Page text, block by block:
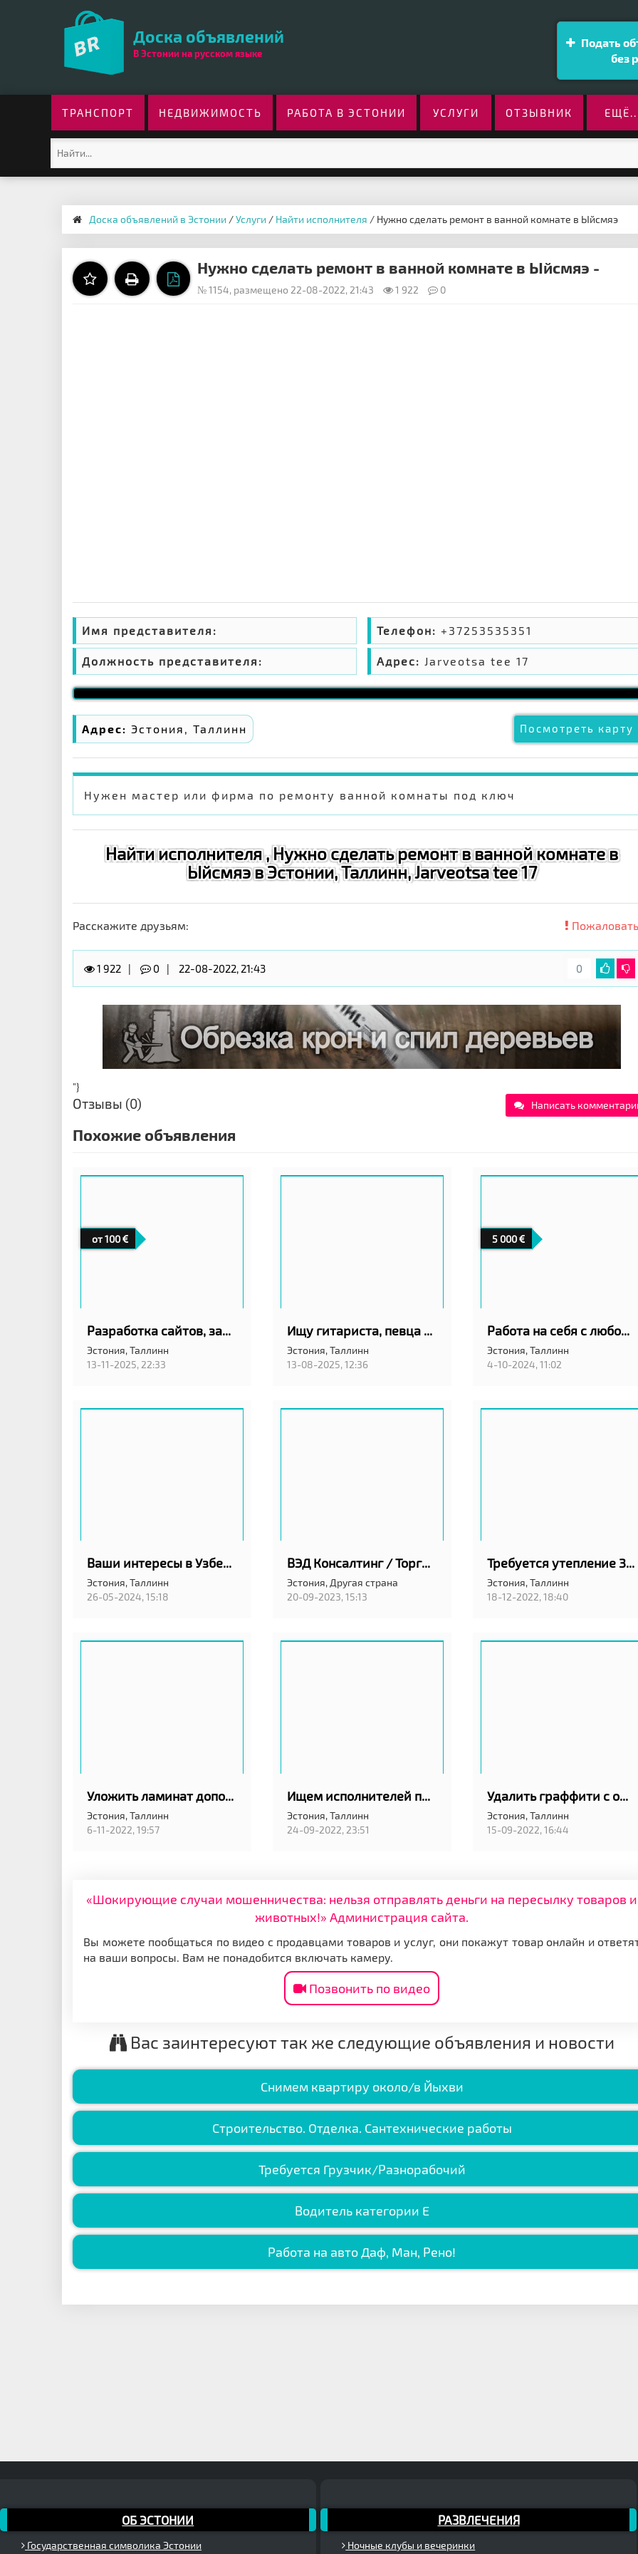
Доска объявлений
В Эстонии на русском языке
Подать
без
ТРАНСПОРТ НЕДВИЖИМОСТЬ РАБОТА В ЭСТОНИИ УСЛУГИ ОТЗЫВНИК
Доска объявлений в Эстонии /Услуги / Найти исполнителя / Нужно сделать ремонт в ванной комнате в Ыйсмяэ
Нужно сделать ремонт в ванной комнате в Ыйсмяэ -
№ 1154, размещено 22-08-2022, 21:43 1 922 0
Имя представителя:
Должность представителя:
Телефон: +37253535351
Адрес: Jarveotsa tee 17
Адрес: Эстония, Таллинн Посмотреть карту
Нужен мастер или фирма по ремонту ванной комнаты под ключ
Найти исполнителя , Нужно сделать ремонт в ванной комнате в
Ыйсмяэ в Эстонии, Таллинн, Jarveotsa tee 17
Расскажите друзьям:
1 922 0 22-08-2022, 21:43 0
"}
Отзывы (0) Написать
Похожие объявления
от 100
Разработка сайтов, запуск рекламных кампаний
Эстония,Таллинн
13-11-2025, 22:33
Ищу гитариста, певца или ударника.
Эстония,Таллинн
13-08-2025, 12:36
5 000
Работа на себя с любой точки мира.
Эстония,Таллинн
4-10-2024, 11:02
Ваши интересы в Узбекистане
Эстония,Таллинн
26-05-2024, 15:18
ВЭД Консалтинг / Торговый Представитель в Индии
Эстония, Другая страна
20-09-2023, 15:13
Требуется утепление 3 окон снаружи
Эстония,Таллинн
18-12-2022, 18:40
Уложить ламинат дополнительно
Эстония,Таллинн
6-11-2022, 19:57
Ищем исполнителей по ремонту квартир в городе Таллинне
Эстония,Таллинн
24-09-2022, 23:51
Удалить граффити с оштукатуренной наружной стены
Эстония,Таллинн
15-09-2022, 16:44
«Шокирующие случаи мошенничества: нельзя отправлять деньги на пересылку товаров и
животных!» Администрация сайта.
Вы можете пообщаться по видео с продавцами товаров и услуг, они покажут товар онлайн и
на ваши вопросы. Вам не понадобится включать камеру.
Позвонить по видео
Вас заинтересуют так же следующие объявления и новости
Снимем квартиру около/в Йыхви
Строительство. Отделка. Сантехнические работы
Требуется Грузчик/Разнорабочий
Водитель категории Е
Работа на авто Даф, Ман, Рено!
РАЗВЛЕЧЕНИЯ
Ночные клубы и вечеринки
ОБ ЭСТОНИИ
Государственная символика Эстонии